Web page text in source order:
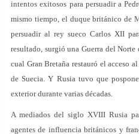
intentos exitosos para persuadir a
mismo tiempo, el duque británico de
persuadir al rey sueco Carlos XII
resultado, surgió una Guerra del
cual Gran Bretaña restauró el acceso
de Suecia. Y Rusia tuvo que
exterior durante varias décadas.
A mediados del siglo XVIII Rusia
agentes de influencia británicos y